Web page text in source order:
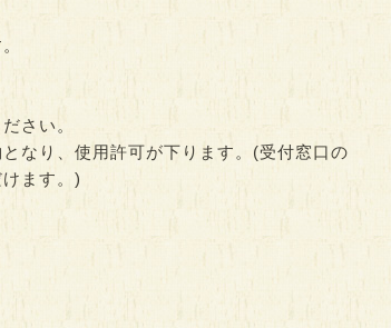
さい。
なり、使用許可が下ります。(受付窓口の
ます。)